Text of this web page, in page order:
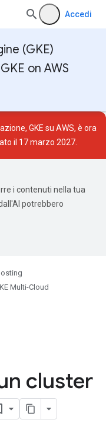
Accedi
(GKE)
GKE on AWS
GKE su AWS, è ora
il 17 marzo 2027.
i contenuti nella tua
potrebbero
Multi-Cloud
cluster